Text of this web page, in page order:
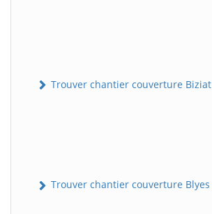
Trouver chantier couverture Biziat
Trouver chantier couverture Blyes